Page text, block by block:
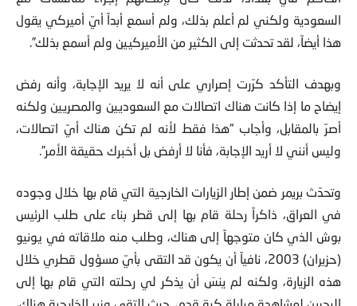
الحاكم في بغداد، لذلك كان بإمكانهم إجراء مناقشات مع
السعودية ولكني لم أعلم بذلك، ولم أسمع أبداً أيّ أميركي يقول
وبهدف التأكد كرّرت إصراري على أنه لا يريد الإجابة، وأنه رفض
إيضاح ما إذا كانت هناك اتصالات مع السعوديين والمصريين ولكنه
أصرّ بالمقابل، وأجاب “هذا فقط لأنه لم تكن هناك أيّ اتصالات،
وتحدّث بريمر ضمن إطار الزيارات الخارجية التي قام بها خلال وجوده
في العراق، ذاكراً رحلة قام بها إلى قطر بناء على طلب الرئيس
بوش الذي كان متوجهاً إلى هناك، وطلب منه ملاقاته في يونيو
(حزيران) 2003، نافياً أن يكون قد التقى بأيّ مسؤول قطري خلال
هذه الزيارة، ولكنه لم ينسَ أن يذكر لي رحلته التي قام بها إلى